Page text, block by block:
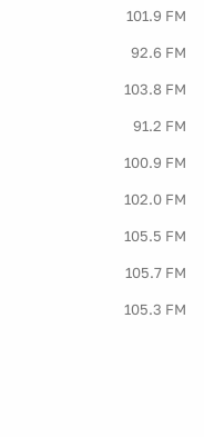
101.9 FM
92.6 FM
103.8 FM
91.2 FM
100.9 FM
102.0 FM
105.5 FM
105.7 FM
105.3 FM